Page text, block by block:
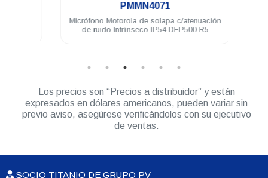
PMMN4071
Micrófono Motorola de solapa c/atenuación
de ruido Intrínseco IP54 DEP500 R5
Los precios son “Precios a distribuidor” y están
expresados en dólares americanos, pueden variar sin
previo aviso, asegúrese verificándolos con su ejecutivo
de ventas.
SOCIO TITANIO DE GRUPO PV